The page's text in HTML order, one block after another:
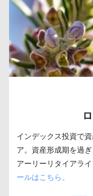
インデックス投資で
ア。資産形成期を過
アーリーリタイアライ
ールはこちら。